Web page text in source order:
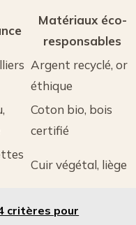
Matériaux éco-
responsables
Argent recyclé, or
éthique
Coton bio, bois
certifié
Cuir végétal, liège
critères pour